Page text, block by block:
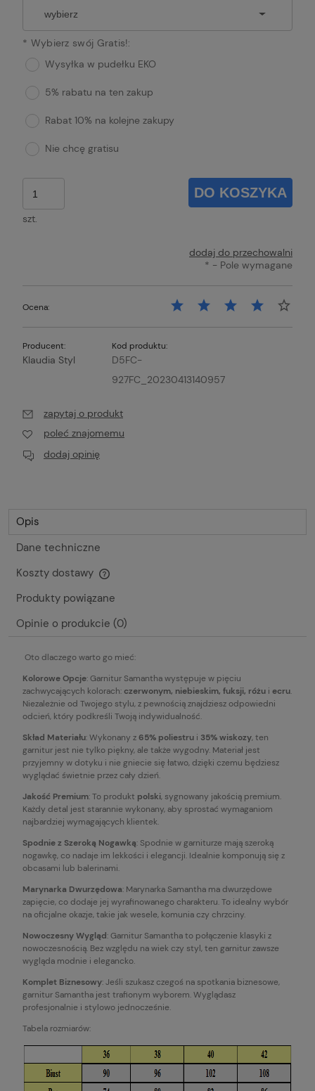
* Wybierz swój Gratis!:
Wysyłka w pudełku EKO
5% rabatu na ten zakup
Rabat 10% na kolejne zakupy
Nie chcę gratisu
szt.
DO KOSZYKA
dodaj do przechowalni
* - Pole wymagane
Ocena:
Producent:
Klaudia Styl
Kod produktu:
D5FC-
927FC_20230413140957
zapytaj o produkt
poleć znajomemu
dodaj opinię
Opis
Dane techniczne
Koszty dostawy
Cena nie zawiera ewentualnych kosztów płatności
Produkty powiązane
Opinie o produkcie (0)
Oto dlaczego warto go mieć:
Kolorowe Opcje: Garnitur Samantha występuje w pięciu
zachwycających kolorach:czerwonym, niebieskim, fuksji, różu i ecru.
Niezależnie od Twojego stylu, z pewnością znajdziesz odpowiedni
odcień, który podkreśli Twoją indywidualność.
Skład Materiału: Wykonany z65% poliestru i 35% wiskozy, ten
garnitur jest nie tylko piękny, ale także wygodny. Materiał jest
przyjemny w dotyku i nie gniecie się łatwo, dzięki czemu będziesz
wyglądać świetnie przez cały dzień.
Jakość Premium: To produkt polski, sygnowany jakością premium.
Każdy detal jest starannie wykonany, aby sprostać wymaganiom
najbardziej wymagających klientek.
Spodnie z Szeroką Nogawką: Spodnie w garniturze mają szeroką
nogawkę, co nadaje im lekkości i elegancji. Idealnie komponują się z
obcasami lub balerinami.
Marynarka Dwurzędowa: Marynarka Samantha ma dwurzędowe
zapięcie, co dodaje jej wyrafinowanego charakteru. To idealny wybór
na oficjalne okazje, takie jak wesele, komunia czy chrzciny.
Nowoczesny Wygląd: Garnitur Samantha to połączenie klasyki z
nowoczesnością. Bez względu na wiek czy styl, ten garnitur zawsze
wygląda modnie i elegancko.
Komplet Biznesowy: Jeśli szukasz czegoś na spotkania biznesowe,
garnitur Samantha jest trafionym wyborem. Wyglądasz
profesjonalnie i stylowo jednocześnie.
Tabela rozmiarów: